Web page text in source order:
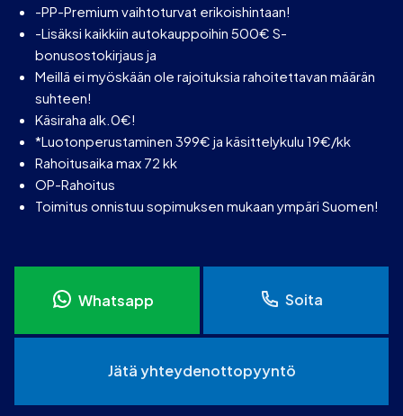
-PP-Premium vaihtoturvat erikoishintaan!
-Lisäksi kaikkiin autokauppoihin 500€ S-
bonusostokirjaus ja
Meillä ei myöskään ole rajoituksia rahoitettavan määrän
suhteen!
Käsiraha alk.0€!
*Luotonperustaminen 399€ ja käsittelykulu 19€/kk
Rahoitusaika max 72 kk
OP-Rahoitus
Toimitus onnistuu sopimuksen mukaan ympäri Suomen!
Whatsapp Soita
Jätä yhteydenottopyyntö